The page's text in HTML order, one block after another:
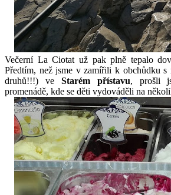
Večerní La Ciotat už pak plně tepalo
Předtím, než jsme v zamířili k obchůdku s
druhů!!!) ve Starém přístavu, prošli
promenádě, kde se děti vydováděli na